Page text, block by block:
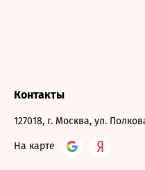
Контакты
127018, г. Москва, ул.
На карте